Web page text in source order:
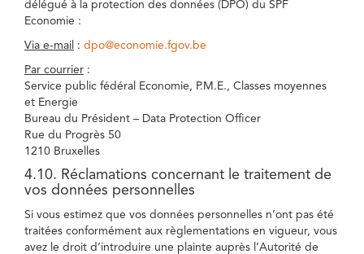
délégué à la protection des données (DPO) du SPF
Economie :
Via e-mail : dpo@economie.fgov.be
Par courrier :
Service public fédéral Economie, P.M.E., Classes moyennes
et Energie
Bureau du Président – Data Protection Officer
Rue du Progrès 50
1210 Bruxelles
4.10. Réclamations concernant le traitement de
vos données personnelles
Si vous estimez que vos données personnelles n’ont pas été
traitées conformément aux règlementations en vigueur, vous
avez le droit d’introduire une plainte auprès l’Autorité de